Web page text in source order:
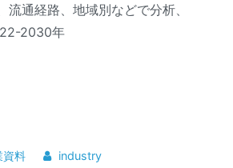
流通経路、地域別などで分析、
2030年
資料
industry